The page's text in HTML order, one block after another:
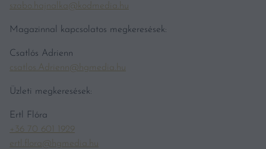
szabo.hajnalka@kodmedia.hu
Magazinnal kapcsolatos megkeresések:
Csatlós Adrienn
csatlos.Adrienn@hgmedia.hu
Üzleti megkeresések:
Ertl Flóra
+36 70 601 1929
ertl.flora@hgmedia.hu